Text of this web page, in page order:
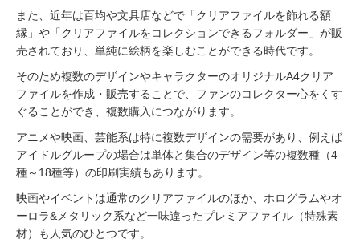
また、近年は百均や文具店などで「クリアファイルを飾れる額
縁」や「クリアファイルをコレクションできるフォルダー」が販
売されており、単純に絵柄を楽しむことができる時代です。
そのため複数のデザインやキャラクターのオリジナルA4クリア
ファイルを作成・販売することで、ファンのコレクター心をくす
ぐることができ、複数購入につながります。
アニメや映画、芸能系は特に複数デザインの需要があり、例えば
アイドルグループの場合は単体と集合のデザイン等の複数種（4
種～18種等）の印刷実績もあります。
映画やイベントは通常のクリアファイルのほか、ホログラムやオ
ーロラ&メタリック系など一味違ったプレミアファイル（特殊素
材）も人気のひとつです。